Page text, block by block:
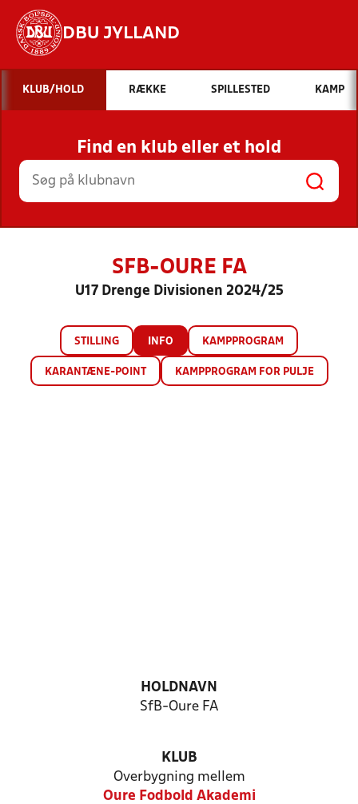
DBU JYLLAND
Hvad vil du søge efter?
INDHOLD OG NYHEDER
STILLINGER, RESULTATER, KLUBBER OG
HOLD
KLUB/HOLD RÆKKE SPILLESTED KAMP
Find en klub eller et hold
SFB-OURE FA
U17 Drenge Divisionen 2024/25
STILLING INFO KAMPPROGRAM
KARANTÆNE-POINT KAMPPROGRAM FOR PULJE
HOLDNAVN
SfB-Oure FA
KLUB
Overbygning mellem
Oure Fodbold Akademi